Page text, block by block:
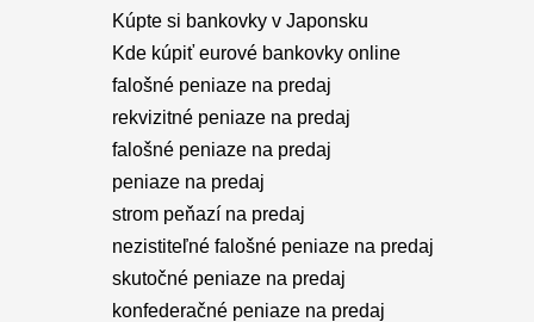
Kúpte si bankovky v Japonsku
Kde kúpiť eurové bankovky online
falošné peniaze na predaj
rekvizitné peniaze na predaj
falošné peniaze na predaj
peniaze na predaj
strom peňazí na predaj
nezistiteľné falošné peniaze na predaj
skutočné peniaze na predaj
konfederačné peniaze na predaj